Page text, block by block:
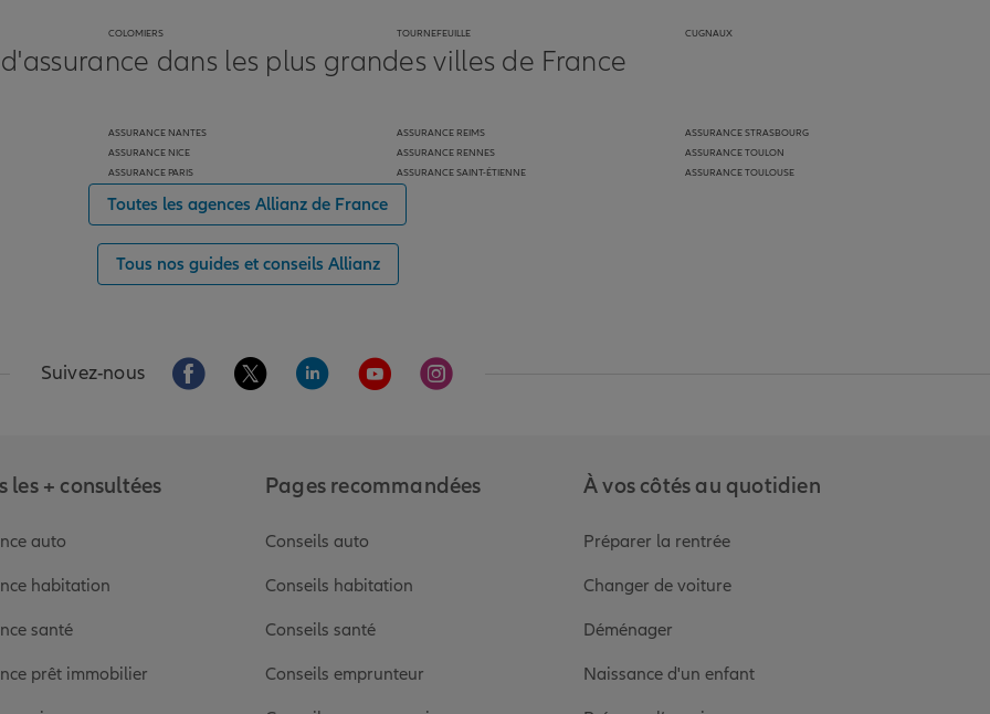
COLOMIERS TOURNEFEUILLE CUGNAUX
dans les plus grandes villes de France
ASSURANCE NANTES
ASSURANCE NICE
ASSURANCE PARIS
ASSURANCE REIMS
ASSURANCE RENNES
ASSURANCE SAINT-ÉTIENNE
ASSURANCE STRASBOURG
ASSURANCE TOULON
ASSURANCE TOULOUSE
Toutes les agences Allianz de France
Tous nos guides et conseils Allianz
Suivez-nous Aller sur la page Facebook de Allianz
Aller sur la page Twitter de Allianz
Aller sur la page Linkedin de Allianz
Aller sur la page Youtube de Allianz
Aller sur la page Instagram de Allianz
les + consultées
auto
habitation
santé
prêt immobilier
Pages recommandées
Conseils auto
Conseils habitation
Conseils santé
Conseils emprunteur
À vos côtés au quotidien
Préparer la rentrée
Changer de voiture
Déménager
Naissance d'un enfant